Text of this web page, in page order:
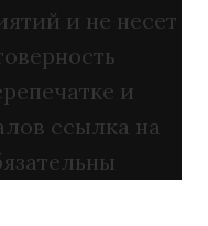
и не несет
и
ссылка на